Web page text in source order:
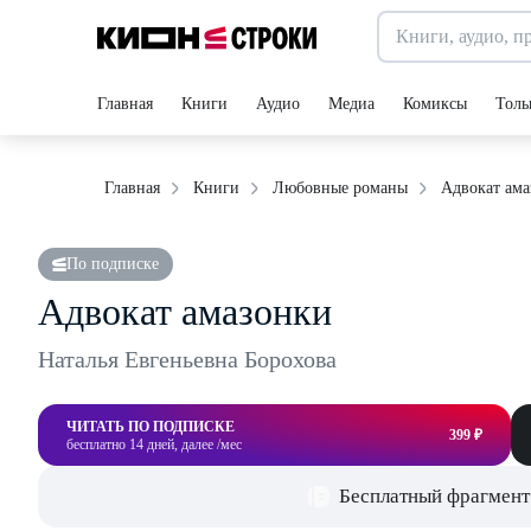
Главная Книги Аудио Медиа Комиксы
Главная Книги Любовные романы Адвокат
По подписке
Адвокат амазонки
Наталья Евгеньевна Борохова
ЧИТАТЬ ПО ПОДПИСКЕ
бесплатно 14 дней, далее /мес
399 ₽
Бесплатный фрагмент